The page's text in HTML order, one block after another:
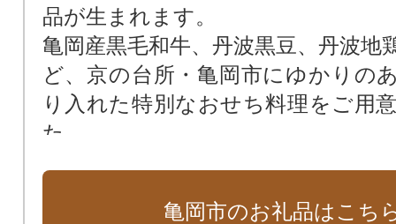
品が生まれます。
亀岡産黒毛和牛、丹波黒豆、丹波地
ど、京の台所・亀岡市にゆかりの
り入れた特別なおせち料理をご用
た。
亀岡市のお礼品はこち